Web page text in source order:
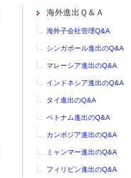
海外進出Ｑ＆Ａ
海外子会社管理Q&A
シンガポール進出のQ&A
マレーシア進出のQ&A
インドネシア進出のQ&A
タイ進出のQ&A
ベトナム進出のQ&A
カンボジア進出のQ&A
ミャンマー進出のQ&A
フィリピン進出のQ&A